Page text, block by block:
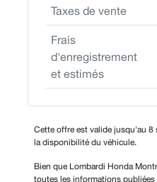
Taxes de vente
Frais
d'enregistrement
et estimés
Cette offre est valide jusqu'au 8
la disponibilité du véhicule.
Bien que Lombardi Honda
toutes les informations